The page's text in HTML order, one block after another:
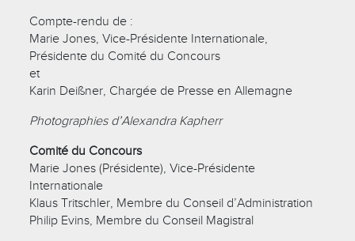
Compte-rendu de :
Marie Jones, Vice-Présidente Internationale,
Présidente du Comité du Concours
et
Karin Deißner, Chargée de Presse en Allemagne
Photographies d’Alexandra Kapherr
Comité du Concours
Marie Jones (Présidente), Vice-Présidente
Internationale
Klaus Tritschler, Membre du Conseil d’Administration
Philip Evins, Membre du Conseil Magistral